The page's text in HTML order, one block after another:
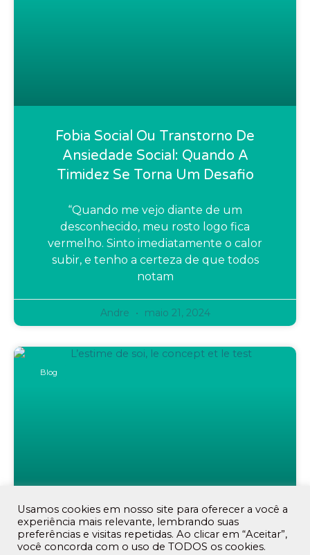
Fobia Social Ou Transtorno De
Ansiedade Social: Quando A
Timidez Se Torna Um Desafio
“Quando me vejo diante de um
desconhecido, meu rosto logo fica
vermelho. Sinto imediatamente o calor
subir, e tenho a certeza de que todos
notam
Andre maio 21, 2024
Blog
Estratégias Para Prevenir O
Usamos cookies em nosso site para oferecer a você a
experiência mais relevante, lembrando suas
preferências e visitas repetidas. Ao clicar em “Aceitar”,
você concorda com o uso de TODOS os cookies.